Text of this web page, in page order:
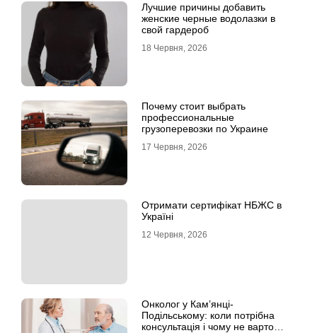
Лучшие причины добавить
женские черные водолазки в
свой гардероб
18 Червня, 2026
Почему стоит выбрать
профессиональные
грузоперевозки по Украине
17 Червня, 2026
Отримати сертифікат НБЖС в
Україні
12 Червня, 2026
Онколог у Кам’янці-
Подільському: коли потрібна
консультація і чому не варто